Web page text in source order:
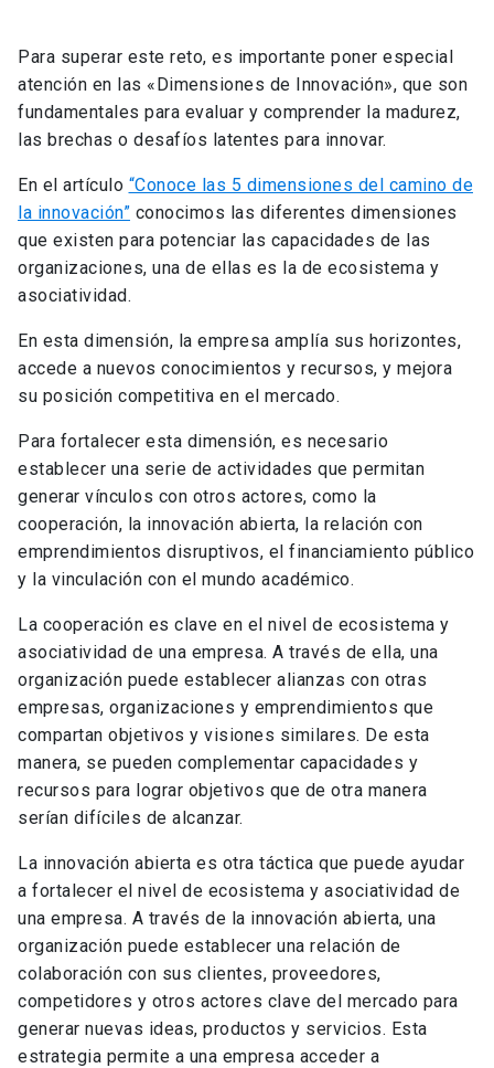
Para superar este reto, es importante poner especial
atención en las «Dimensiones de Innovación», que son
fundamentales para evaluar y comprender la madurez,
las brechas o desafíos latentes para innovar.
En el artículo “Conoce las 5 dimensiones del camino de
la innovación” conocimos las diferentes dimensiones
que existen para potenciar las capacidades de las
organizaciones, una de ellas es la de ecosistema y
asociatividad.
En esta dimensión, la empresa amplía sus horizontes,
accede a nuevos conocimientos y recursos, y mejora
su posición competitiva en el mercado.
Para fortalecer esta dimensión, es necesario
establecer una serie de actividades que permitan
generar vínculos con otros actores, como la
cooperación, la innovación abierta, la relación con
emprendimientos disruptivos, el financiamiento público
y la vinculación con el mundo académico.
La cooperación es clave en el nivel de ecosistema y
asociatividad de una empresa. A través de ella, una
organización puede establecer alianzas con otras
empresas, organizaciones y emprendimientos que
compartan objetivos y visiones similares. De esta
manera, se pueden complementar capacidades y
recursos para lograr objetivos que de otra manera
serían difíciles de alcanzar.
La innovación abierta es otra táctica que puede ayudar
a fortalecer el nivel de ecosistema y asociatividad de
una empresa. A través de la innovación abierta, una
organización puede establecer una relación de
colaboración con sus clientes, proveedores,
competidores y otros actores clave del mercado para
generar nuevas ideas, productos y servicios. Esta
estrategia permite a una empresa acceder a